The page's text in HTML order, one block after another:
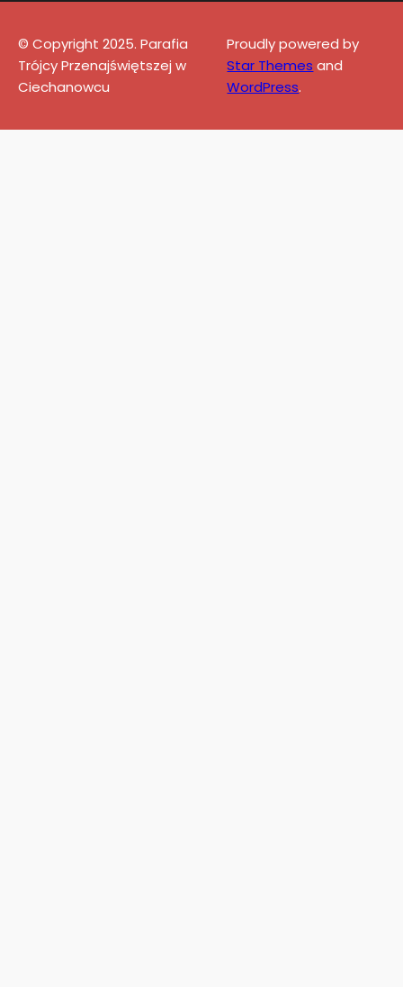
© Copyright 2025. Parafia
Trójcy Przenajświętszej w
Ciechanowcu
Proudly powered by
Star Themes and
WordPress.